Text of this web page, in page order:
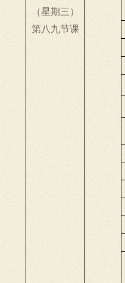
（星期三）
第八九节课